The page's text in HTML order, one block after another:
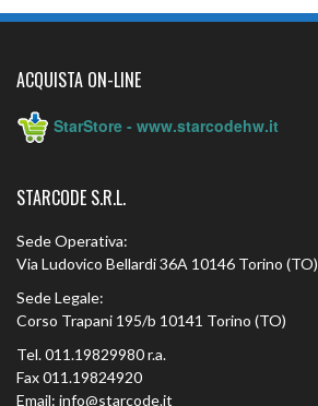
ACQUISTA ON-LINE
StarStore - www.starcodehw.it
STARCODE S.R.L.
Sede Operativa:
Via Ludovico Bellardi 36A 10146 Torino (TO)
Sede Legale:
Corso Trapani 195/b 10141 Torino (TO)
Tel. 011.19829980 r.a.
Fax 011.19824920
Email: info@starcode.it